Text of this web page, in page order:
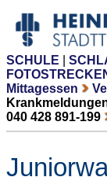
SCHULE
Mittagessen
040 428 891-199